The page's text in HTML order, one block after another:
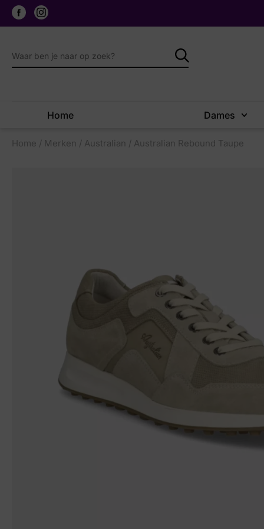
Home Dames
Home / Merken / Australian / Australian Rebound Taupe